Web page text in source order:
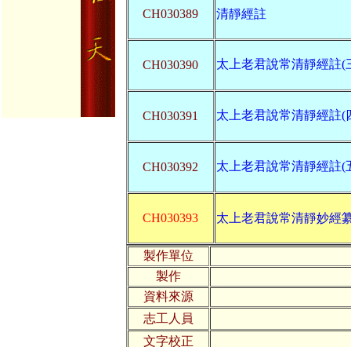
CH030389 清靜經註
CH030390 太上老君說常清靜經註(
CH030391 太上老君說常清靜經註(
CH030392 太上老君說常清靜經註(
CH030393 太上老君說常清靜妙經
製作單位
製作
資料來源
志工人員
文字校正